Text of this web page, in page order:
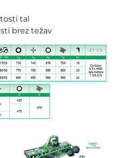
tal
brez težav